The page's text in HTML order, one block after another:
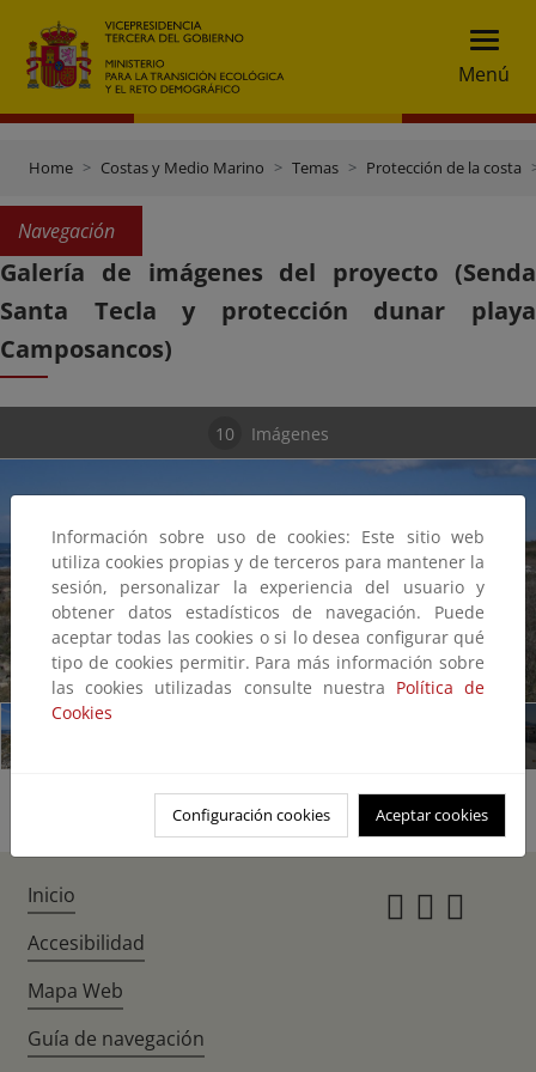
Menú
Home Costas y Medio Marino Temas Protección de la costa
Navegación
Galería de imágenes del proyecto (Senda
Santa Tecla y protección dunar playa
Camposancos)
10 Imágenes
1/10
Información sobre uso de cookies: Este sitio web
utiliza cookies propias y de terceros para mantener la
sesión, personalizar la experiencia del usuario y
obtener datos estadísticos de navegación. Puede
aceptar todas las cookies o si lo desea configurar qué
tipo de cookies permitir. Para más información sobre
las cookies utilizadas consulte nuestra Política de
Cookies
Configuración cookies Aceptar cookies
Inicio
Accesibilidad
Mapa Web
Guía de navegación